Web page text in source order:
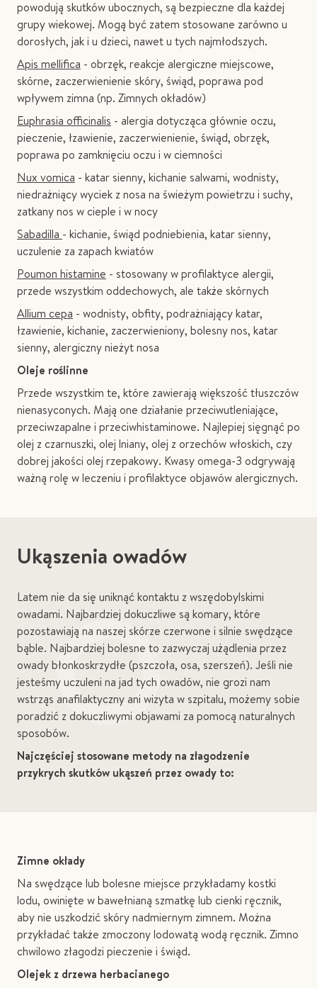
powodują skutków ubocznych, są bezpieczne dla każdej
grupy wiekowej. Mogą być zatem stosowane zarówno u
dorosłych, jak i u dzieci, nawet u tych najmłodszych.
Apis mellifica - obrzęk, reakcje alergiczne miejscowe,
skórne, zaczerwienienie skóry, świąd, poprawa pod
wpływem zimna (np. Zimnych okładów)
Euphrasia officinalis - alergia dotycząca głównie oczu,
pieczenie, łzawienie, zaczerwienienie, świąd, obrzęk,
poprawa po zamknięciu oczu i w ciemności
Nux vomica - katar sienny, kichanie salwami, wodnisty,
niedrażniący wyciek z nosa na świeżym powietrzu i suchy,
zatkany nos w cieple i w nocy
Sabadilla - kichanie, świąd podniebienia, katar sienny,
uczulenie za zapach kwiatów
Poumon histamine - stosowany w profilaktyce alergii,
przede wszystkim oddechowych, ale także skórnych
Allium cepa - wodnisty, obfity, podrażniający katar,
łzawienie, kichanie, zaczerwieniony, bolesny nos, katar
sienny, alergiczny nieżyt nosa
Oleje roślinne
Przede wszystkim te, które zawierają większość tłuszczów
nienasyconych. Mają one działanie przeciwutleniające,
przeciwzapalne i przeciwhistaminowe. Najlepiej sięgnąć po
olej z czarnuszki, olej lniany, olej z orzechów włoskich, czy
dobrej jakości olej rzepakowy. Kwasy omega-3 odgrywają
ważną rolę w leczeniu i profilaktyce objawów alergicznych.
Ukąszenia owadów
Latem nie da się uniknąć kontaktu z wszędobylskimi
owadami. Najbardziej dokuczliwe są komary, które
pozostawiają na naszej skórze czerwone i silnie swędzące
bąble. Najbardziej bolesne to zazwyczaj użądlenia przez
owady błonkoskrzydłe (pszczoła, osa, szerszeń). Jeśli nie
jesteśmy uczuleni na jad tych owadów, nie grozi nam
wstrząs anafilaktyczny ani wizyta w szpitalu, możemy sobie
poradzić z dokuczliwymi objawami za pomocą naturalnych
sposobów.
Najczęściej stosowane metody na złagodzenie
przykrych skutków ukąszeń przez owady to:
Zimne okłady
Na swędzące lub bolesne miejsce przykładamy kostki
lodu, owinięte w bawełnianą szmatkę lub cienki ręcznik,
aby nie uszkodzić skóry nadmiernym zimnem. Można
przykładać także zmoczony lodowatą wodą ręcznik. Zimno
chwilowo złagodzi pieczenie i świąd.
Olejek z drzewa herbacianego